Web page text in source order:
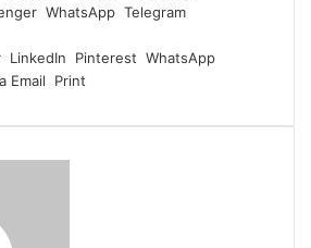
WhatsApp Telegram
LinkedIn Pinterest WhatsApp
Email Print